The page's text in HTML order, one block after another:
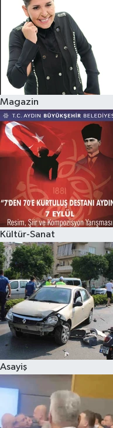
Magazin
Kültür-Sanat
Asayiş